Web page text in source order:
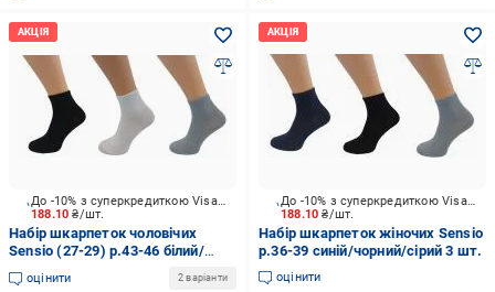
188.10₴/шт.
До -10% з суперкредиткою Visa Вигода
Набір шкарпеток чоловічих
Sensio (27-29) р.43-46 білий/
чорний/сірий 3 шт.
оцінити 2 варіанти
188.10₴/шт.
До -10% з суперкредиткою Visa Вигода
Набір шкарпеток жіночих Sensio
р.36-39 синій/чорний/сірий 3 шт.
оцінити